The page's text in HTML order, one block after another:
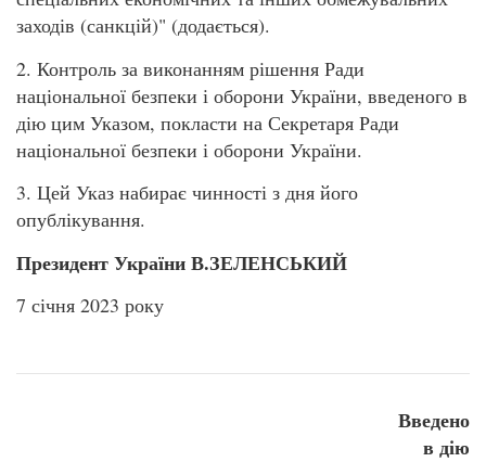
заходів (санкцій)" (додається).
2. Контроль за виконанням рішення Ради
національної безпеки і оборони України, введеного в
дію цим Указом, покласти на Секретаря Ради
національної безпеки і оборони України.
3. Цей Указ набирає чинності з дня його
опублікування.
Президент України В.ЗЕЛЕНСЬКИЙ
7 січня 2023 року
Введено
в дію